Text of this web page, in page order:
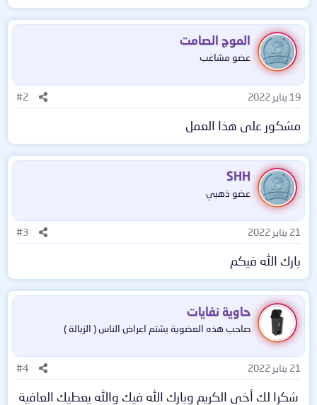
ل
ت
ف
ا
ع
ا
ت
الموج الصامت
عضو مشاغب
19 يناير 2022 #2
مشكور على هذا العمل
SHH
عضو ذهبي
21 يناير 2022 #3
بارك الله فيكم
حاوية نفايات
صاحب هذه العضوية يشتم اعراض الناس ( الزبالة )
21 يناير 2022 #4
شكرا لك أخي الكريم وبارك الله فيك والله يعطيك العافية